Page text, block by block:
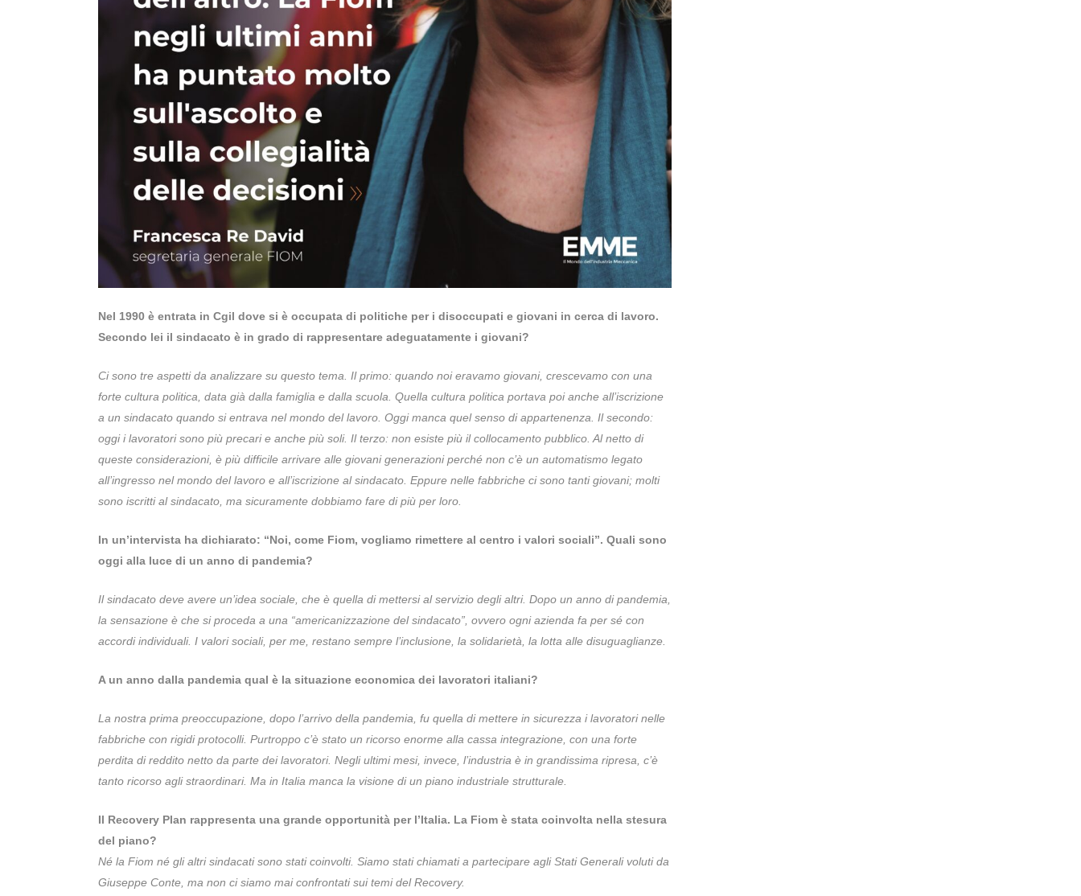
Nel 1990 è entrata in Cgil dove si è occupata di politiche per i disoccupati e giovani in cerca di lavoro.
Secondo lei il sindacato è in grado di rappresentare adeguatamente i giovani?
Ci sono tre aspetti da analizzare su questo tema. Il primo: quando noi eravamo giovani, crescevamo con una
forte cultura politica, data già dalla famiglia e dalla scuola. Quella cultura politica portava poi anche all’iscrizione
a un sindacato quando si entrava nel mondo del lavoro. Oggi manca quel senso di appartenenza. Il secondo:
oggi i lavoratori sono più precari e anche più soli. Il terzo: non esiste più il collocamento pubblico. Al netto di
queste considerazioni, è più difficile arrivare alle giovani generazioni perché non c’è un automatismo legato
all’ingresso nel mondo del lavoro e all’iscrizione al sindacato. Eppure nelle fabbriche ci sono tanti giovani; molti
sono iscritti al sindacato, ma sicuramente dobbiamo fare di più per loro.
In un’intervista ha dichiarato: “Noi, come Fiom, vogliamo rimettere al centro i valori sociali”. Quali sono
oggi alla luce di un anno di pandemia?
Il sindacato deve avere un’idea sociale, che è quella di mettersi al servizio degli altri. Dopo un anno di pandemia,
la sensazione è che si proceda a una “americanizzazione del sindacato”, ovvero ogni azienda fa per sé con
accordi individuali. I valori sociali, per me, restano sempre l’inclusione, la solidarietà, la lotta alle disuguaglianze.
A un anno dalla pandemia qual è la situazione economica dei lavoratori italiani?
La nostra prima preoccupazione, dopo l’arrivo della pandemia, fu quella di mettere in sicurezza i lavoratori nelle
fabbriche con rigidi protocolli. Purtroppo c’è stato un ricorso enorme alla cassa integrazione, con una forte
perdita di reddito netto da parte dei lavoratori. Negli ultimi mesi, invece, l’industria è in grandissima ripresa, c’è
tanto ricorso agli straordinari. Ma in Italia manca la visione di un piano industriale strutturale.
Il Recovery Plan rappresenta una grande opportunità per l’Italia. La Fiom è stata coinvolta nella stesura
del piano?
Né la Fiom né gli altri sindacati sono stati coinvolti. Siamo stati chiamati a partecipare agli Stati Generali voluti da
Giuseppe Conte, ma non ci siamo mai confrontati sui temi del Recovery.